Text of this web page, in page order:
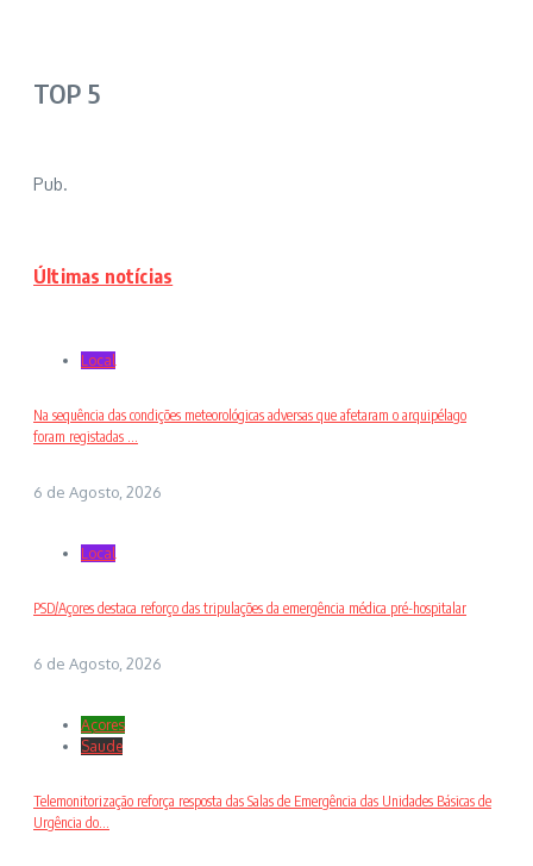
TOP 5
Pub.
Últimas notícias
Local
Na sequência das condições meteorológicas adversas que afetaram o arquipélago
foram registadas ...
6 de Agosto, 2026
Local
PSD/Açores destaca reforço das tripulações da emergência médica pré-hospitalar
6 de Agosto, 2026
Açores
Saude
Telemonitorização reforça resposta das Salas de Emergência das Unidades Básicas de
Urgência do...